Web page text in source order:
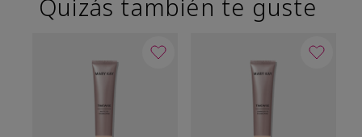
Quizás también te guste